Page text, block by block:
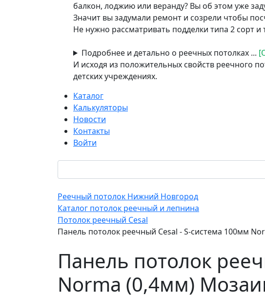
балкон, лоджию или веранду? Вы об этом уже
Значит вы задумали ремонт и созрели чтобы
Не нужно рассматривать подделки типа 2 сорт
Подробнее и детально о реечных потолках ...
И исходя из положительных свойств реечного
детских учреждениях.
Каталог
Калькуляторы
Новости
Контакты
Войти
Реечный потолок Нижний Новгород
Каталог потолок реечный и лепнина
Потолок реечный Cesal
Панель потолок реечный Cesal - S-система 100мм
Панель потолок
Norma (0,4мм)